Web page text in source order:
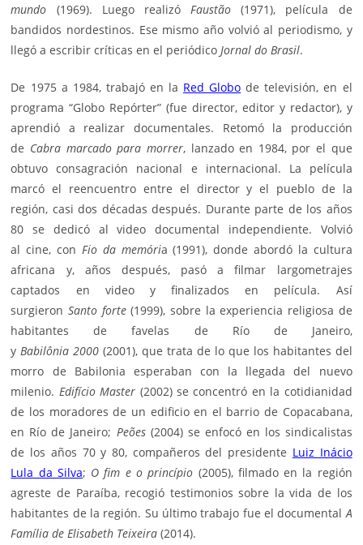
mundo (1969). Luego realizóFaustão(1971), película de
bandidos nordestinos. Ese mismo año volvió al periodismo, y
llegó a escribir críticas en el periódicoJornal do Brasil.
De 1975 a 1984, trabajó en la Red Globo de televisión, en el
programa “Globo Repórter” (fue director, editor y redactor), y
aprendió a realizar documentales. Retomó la producción
de Cabra marcado para morrer, lanzado en 1984, por el que
obtuvo consagración nacional e internacional. La película
marcó el reencuentro entre el director y el pueblo de la
región, casi dos décadas después. Durante parte de los años
80 se dedicó al video documental independiente. Volvió
al cine, con Fio da memória (1991), donde abordó la cultura
africana y, años después, pasó a filmar largometrajes
captados en video y finalizados en película. Así
surgieronSanto forte(1999), sobre la experiencia religiosa de
habitantes de favelas de Río de Janeiro,
yBabilônia 2000 (2001), que trata de lo que los habitantes del
morro de Babilonia esperaban con la llegada del nuevo
milenio. Edifício Master (2002) se concentró en la cotidianidad
de los moradores de un edificio en el barrio de Copacabana,
en Río de Janeiro; Peões(2004) se enfocó en los sindicalistas
de los años 70 y 80, compañeros del presidente Luiz Inácio
Lula da Silva; O fim e o princípio (2005), filmado en la región
agreste de Paraíba, recogió testimonios sobre la vida de los
habitantes de la región. Su último trabajo fue el documentalA
Família de Elisabeth Teixeira (2014).